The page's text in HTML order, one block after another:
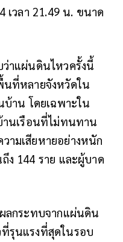
เวลา 21.49 น. ขนาด
าแผ่นดินไหวครั้งนี้
นที่หลายจังหวัดใน
บ้าน โดยเฉพาะใน
านเรือนที่ไม่ทนทาน
ามเสียหายอย่างหนัก
ง 144 ราย และผู้บาด
ลกระทบจากแผ่นดิน
รุนแรงที่สุดในรอบ